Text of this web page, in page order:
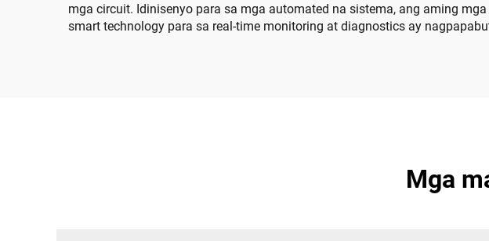
mga circuit. Idinisenyo para sa mga automated na sistema, ang aming
smart technology para sa real-time monitoring at diagnostics ay
Mga